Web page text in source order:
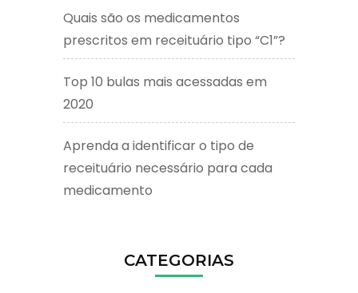
Quais são os medicamentos
prescritos em receituário tipo “C1”?
Top 10 bulas mais acessadas em
2020
Aprenda a identificar o tipo de
receituário necessário para cada
medicamento
CATEGORIAS